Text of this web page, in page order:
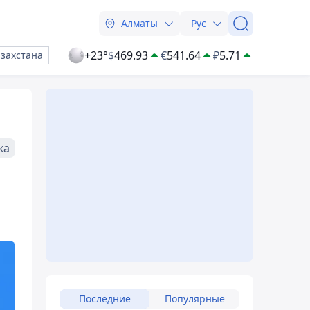
Алматы Рус
+23°$469.93 €541.64 ₽5.71
Последние Популярные